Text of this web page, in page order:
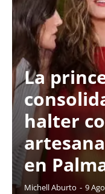
La
halter
en
Michell Aburto - 9